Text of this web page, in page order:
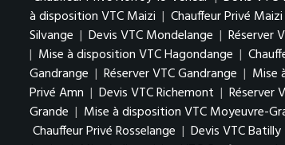
à disposition VTC Maizi | Chauffeur Privé Maizi
Silvange | Devis VTC Mondelange | Réserver
| Mise à disposition VTC Hagondange |
Gandrange | Réserver VTC Gandrange | Mise
Privé Amn | Devis VTC Richemont | Réserver
Grande | Mise à disposition VTC Moyeuvre-
Chauffeur Privé Rosselange | Devis VTC Batilly